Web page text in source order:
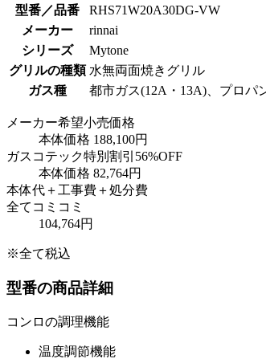
型番／品番 RHS71W20A30DG-VW
メーカー
rinnai
シリーズ
Mytone
グリルの種類 水無両面焼きグリル
ガス種
都市ガス(12A・13A)、プロパ
メーカー希望小売価格
本体価格 188,100円
ガスコテック特別割引 56%OFF
本体価格 82,764円
本体代＋工事費＋処分費
全てコミコミ
104,764円
※全て税込
型番の商品詳細
コンロの調理機能
温度調節機能